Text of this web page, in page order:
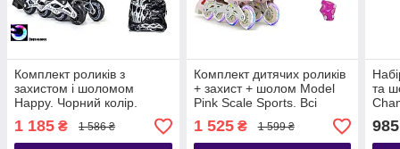
Комплект роликів з
захистом і шоломом
Happy. Чорний колір.
Розмір 29-33
1 185 ₴ 1 586 ₴
Комплект дитячих роликів
+ захист + шолом Model
Pink Scale Sports. Всі
колеса світяться. Розмір
29-33
1 525₴ 1 599 ₴
та
з
985